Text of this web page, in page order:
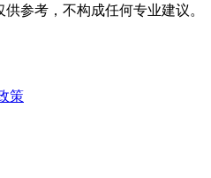
参考，不构成任何专业建议。
策